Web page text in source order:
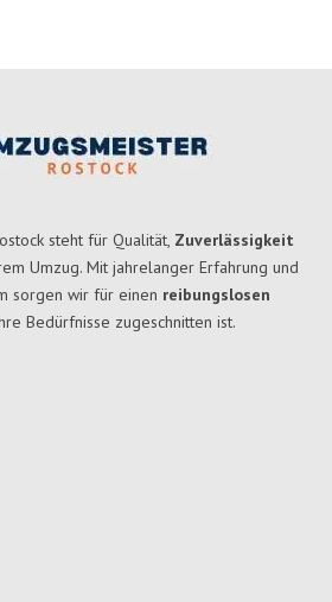
steht für Qualität, Zuverlässigkeit
Umzug. Mit jahrelanger Erfahrung und
sorgen wir für einen reibungslosen
Bedürfnisse zugeschnitten ist.